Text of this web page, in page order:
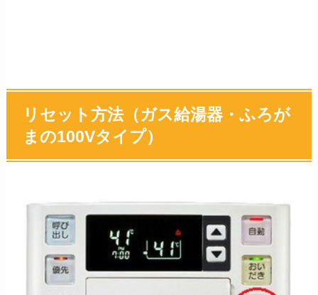
リセット方法（ガス給湯器・ふろが
まの100Vタイプ）